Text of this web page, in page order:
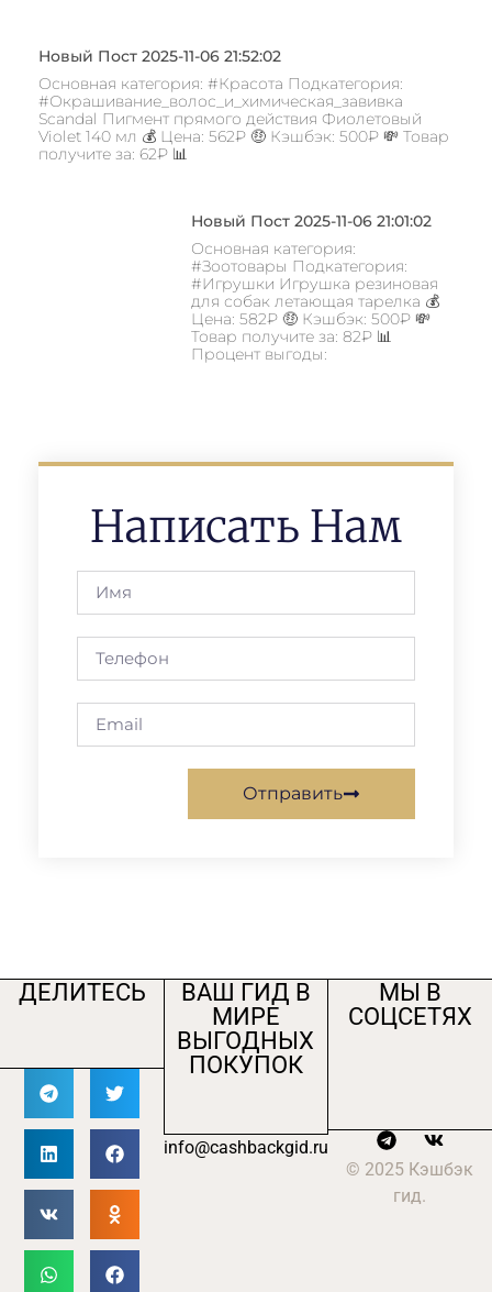
Новый Пост 2025-11-06 21:52:02
Основная категория: #Красота Подкатегория:
#Окрашивание_волос_и_химическая_завивка
Scandal Пигмент прямого действия Фиолетовый
Violet 140 мл 💰 Цена: 562₽ 🤑 Кэшбэк: 500₽ 💸 Товар
получите за: 62₽ 📊
Новый Пост 2025-11-06 21:01:02
Основная категория:
#Зоотовары Подкатегория:
#Игрушки Игрушка резиновая
для собак летающая тарелка 💰
Цена: 582₽ 🤑 Кэшбэк: 500₽ 💸
Товар получите за: 82₽ 📊
Процент выгоды:
Написать Нам
Отправить
ДЕЛИТЕСЬ
ВАШ ГИД В
МИРЕ
ВЫГОДНЫХ
ПОКУПОК
info@cashbackgid.ru
МЫ В
СОЦСЕТЯХ
© 2025 Кэшбэк
гид.